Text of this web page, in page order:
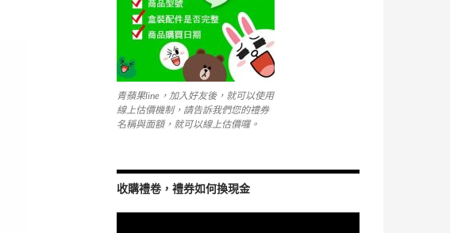
青蘋果line，加入好友後，就可以使用
線上估價機制，請告訴我們您的禮券
名稱與面額，就可以線上估價囉。
收購禮卷，禮券如何換現金